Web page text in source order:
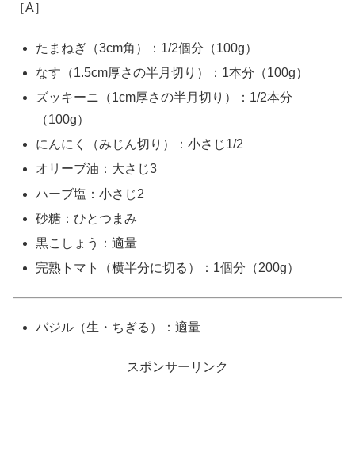
［A］
たまねぎ（3cm角）：1/2個分（100g）
なす（1.5cm厚さの半月切り）：1本分（100g）
ズッキーニ（1cm厚さの半月切り）：1/2本分
（100g）
にんにく（みじん切り）：小さじ1/2
オリーブ油：大さじ3
ハーブ塩：小さじ2
砂糖：ひとつまみ
黒こしょう：適量
完熟トマト（横半分に切る）：1個分（200g）
バジル（生・ちぎる）：適量
スポンサーリンク